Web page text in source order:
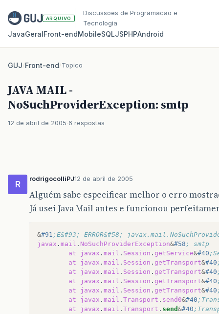
ARQUIVO
Discussoes de Programacao e
Tecnologia
JavaGeralFront‑endMobileSQLJSPHPAndroid
GUJ/Front-end/Topico
JAVA MAIL -
NoSuchProviderException: smtp
12 de abril de 2005 6 respostas
R
rodrigocolliPJ12 de abril de 2005
Alguém sabe especificar melhor o erro
Já usei Java Mail antes e funcionou
&#91 ;E&#93; ERROR&#58;
javax . mail . NoSuchProviderException&#58 ; smtp
at
javax . mail . Session . getService&#40
at
javax . mail . Session . getTransport&#40
at
javax . mail . Session . getTransport&#40
at
javax . mail . Session . getTransport&#40
at
javax . mail . Session . getTransport&#40
at
javax . mail . Transport . send0&#40
at
javax . mail . Transport . send &#40